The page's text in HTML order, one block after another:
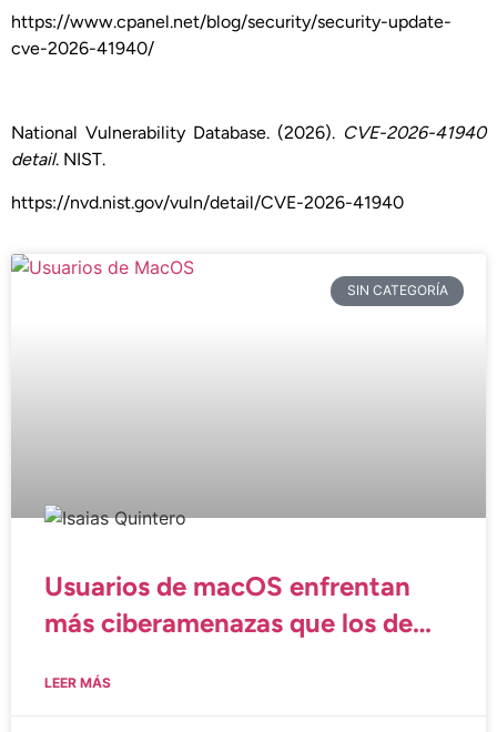
https://www.cpanel.net/blog/security/security-update-
cve-2026-41940/
National Vulnerability Database. (2026). CVE-2026-41940
detail. NIST.
https://nvd.nist.gov/vuln/detail/CVE-2026-41940
SIN CATEGORÍA
Usuarios de macOS enfrentan
más ciberamenazas que los de
LEER MÁS